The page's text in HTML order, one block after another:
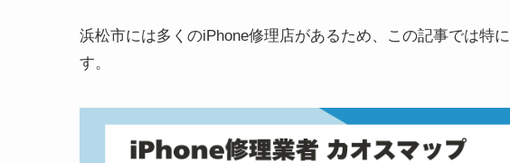
浜松市には多くのiPhone修理店があるため、この記事では特に
す。